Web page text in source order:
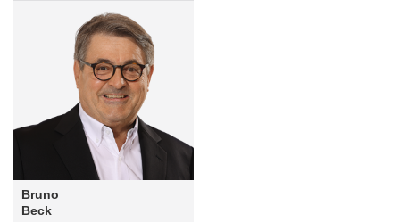
Bruno
Beck